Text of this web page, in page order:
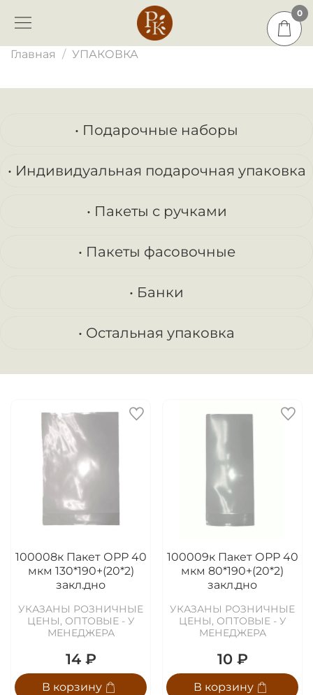
0
Главная УПАКОВКА
• Подарочные наборы
• Индивидуальная подарочная упаковка
• Пакеты с ручками
• Пакеты фасовочные
• Банки
• Остальная упаковка
100008к Пакет ОРР 40
мкм 130*190+(20*2)
закл.дно
УКАЗАНЫ РОЗНИЧНЫЕ
ЦЕНЫ, ОПТОВЫЕ - У
МЕНЕДЖЕРА
14 ₽
В корзину
100009к Пакет ОРР 40
мкм 80*190+(20*2)
закл.дно
УКАЗАНЫ РОЗНИЧНЫЕ
ЦЕНЫ, ОПТОВЫЕ - У
МЕНЕДЖЕРА
10 ₽
В корзину
0